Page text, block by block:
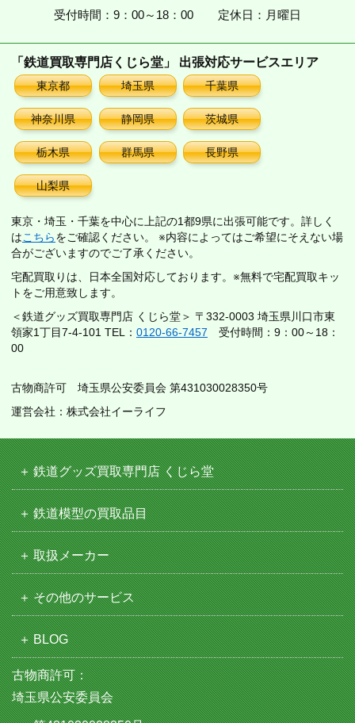
受付時間：9：00～18：00 定休日：月曜日
「鉄道買取専門店くじら堂」 出張対応サービスエリア
東京都 埼玉県 千葉県
神奈川県 静岡県 茨城県
栃木県 群馬県 長野県
山梨県
東京・埼玉・千葉を中心に上記の1都9県に出張可能です。詳しく
はこちらをご確認ください。 ※内容によってはご希望にそえない場
合がございますのでご了承ください。
宅配買取りは、日本全国対応しております。※無料で宅配買取キッ
トをご用意致します。
＜鉄道グッズ買取専門店 くじら堂＞ 〒332-0003 埼玉県川口市東
領家1丁目7-4-101 TEL： 0120-66-7457 受付時間：9：00～18：
00
古物商許可 埼玉県公安委員会 第431030028350号
運営会社：株式会社イーライフ
鉄道グッズ買取専門店 くじら堂
鉄道模型の買取品目
取扱メーカー
その他のサービス
BLOG
古物商許可：
埼玉県公安委員会